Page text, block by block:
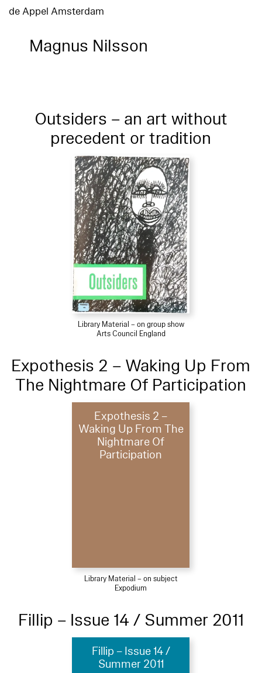
de Appel Amsterdam
Magnus Nilsson
Outsiders – an art without
precedent or tradition
Library Material – on group show
Arts Council England
Expothesis 2 – Waking Up From
The Nightmare Of Participation
Expothesis 2 –
Waking Up From The
Nightmare Of
Participation
Library Material – on subject
Expodium
Fillip – Issue 14 / Summer 2011
Fillip – Issue 14 /
Summer 2011